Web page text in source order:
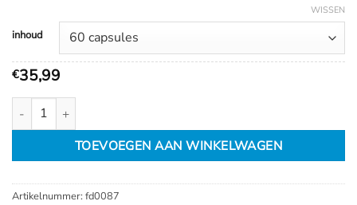
inhoud
WISSEN
€35,99
Frama over totaal aantal
TOEVOEGEN AAN WINKELWAGEN
Artikelnummer: fd0087